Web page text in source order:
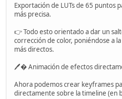
Exportación de LUTs de 65 puntos
más precisa.
👉 Todo esto orientado a dar un
corrección de color, poniéndose a
más directos.
🖊� Animación de efectos
Ahora podemos crear keyframes
directamente sobre la timeline (en